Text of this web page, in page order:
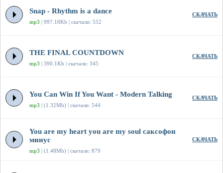
Snap - Rhythm is a dance
mp3 | 997.18Kb | скачали: 552
СКАЧАТЬ
THE FINAL COUNTDOWN
mp3 | 390.1Kb | скачали: 345
СКАЧАТЬ
You Can Win If You Want - Modern Talking
mp3 | (1.32Mb) | скачали: 544
СКАЧАТЬ
You are my heart you are my soul саксофон
минус
mp3 | (1.48Mb) | скачали: 879
СКАЧАТЬ